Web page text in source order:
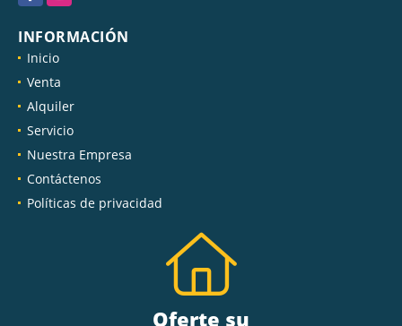
INFORMACIÓN
Inicio
Venta
Alquiler
Servicio
Nuestra Empresa
Contáctenos
Políticas de privacidad
Oferte su